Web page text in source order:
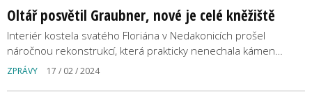
Oltář posvětil Graubner, nové je celé kněžiště
Interiér kostela svatého Floriána v Nedakonicích prošel
náročnou rekonstrukcí, která prakticky nenechala kámen…
ZPRÁVY 17 / 02 / 2024